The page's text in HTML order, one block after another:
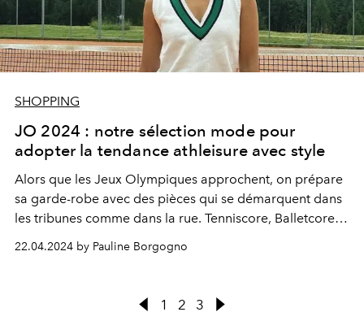
SHOPPING
JO 2024 : notre sélection mode pour
adopter la tendance athleisure avec style
Alors que les Jeux Olympiques approchent, on prépare
sa garde-robe avec des pièces qui se démarquent dans
les tribunes comme dans la rue. Tenniscore, Balletcore
sport et mode unissent leurs forces.
22.04.2024 by Pauline Borgogno
1 2 3